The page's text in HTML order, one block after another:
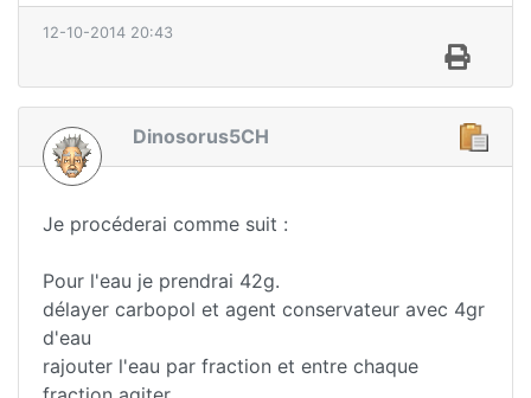
12-10-2014 20:43
Dinosorus5CH
Je procéderai comme suit :
Pour l'eau je prendrai 42g.
délayer carbopol et agent conservateur avec 4gr
d'eau
rajouter l'eau par fraction et entre chaque